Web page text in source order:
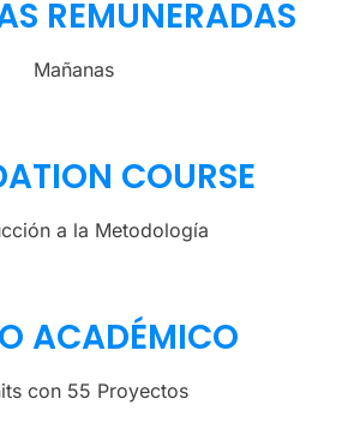
REMUNERADAS
Mañanas
COURSE
a la Metodología
ACADÉMICO
con 55 Proyectos